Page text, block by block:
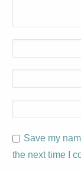
Save my
the next time I